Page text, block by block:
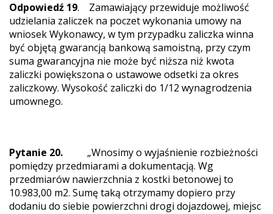
Odpowiedź 19. Zamawiający przewiduje możliwość
udzielania zaliczek na poczet wykonania umowy na
wniosek Wykonawcy, w tym przypadku zaliczka winna
być objętą gwarancją bankową samoistną, przy czym
suma gwarancyjna nie może być niższa niż kwota
zaliczki powiększona o ustawowe odsetki za okres
zaliczkowy. Wysokość zaliczki do 1/12 wynagrodzenia
umownego.
Pytanie 20. „Wnosimy o wyjaśnienie rozbieżności
pomiędzy przedmiarami a dokumentacją. Wg
przedmiarów nawierzchnia z kostki betonowej to
10.983,00 m2. Sumę taką otrzymamy dopiero przy
dodaniu do siebie powierzchni drogi dojazdowej, miejsc